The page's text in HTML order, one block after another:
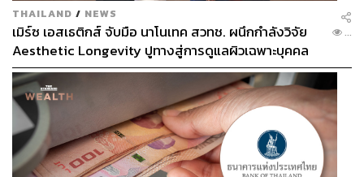
THAILAND / NEWS
เมิร์ซ เอสเธติกส์ จับมือ นาโนเทค สวทช. ผนึกกำลังวิจัย
Aesthetic Longevity ปูทางสู่การดูแลผิวเฉพาะบุคคล
[PR NEWS]
...